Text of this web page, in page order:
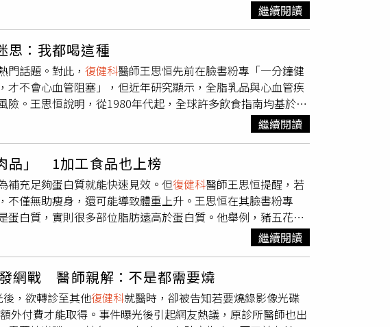
入院，他專業能力無庸置疑，在神經科擁有權威地位，但他
本回來後，便無預警「被通知」清出副院長辦公室，在院內
著「打水漂」，連同仁代墊的差旅費都拿不回來。據悉，此
拿著收據核銷，但隨著劉宏輝落馬，此計劃也被學校高層
會經費後再支付相關費用，但此計畫爭取國科會經費失敗，
人間的內鬥，卻把基層當犧牲品。」知情人員無奈表示，這
血汗錢，交流人員原以為能靠自己的努力讓台灣復健醫療更
門的25萬元，以及碎裂一地的台日學術信任。輔大表示，公
程序。依規定，任何計畫經費之撥付，必須建立在「專案已
預定啟動日為2025年8月1日，然相關行程發生於7月28日至
畫書定稿並完備學審會審議程序，但校方目前尚未收到相關定
於同仁之勞動權益亦給予充分保障。針對報導提及赴日交流
計程序辦理。依現行規定，所有計畫經費之撥付，必須建立
上。輔大表示，，該項與筑波大學之交流計畫，原定啟動日為
發處曾於同年9月18日函請相關團隊於限期內繳交計畫書定稿
件。10月16日，經學審會委員充分討論後決議撤銷此案，行
上任以來，致力於推動輔仁大學國際化發展，強化與教廷及
聲譽之必要公務行程以及與校友連絡與募款等，皆需提前數
挑戰，校長親率團隊赴海外拓展生源、爭取資源並簽署實質合
，不僅悖離事實，更抹煞行政團隊為學校開源之努力。輔大
度彎曲，小腿自然放鬆垂下，以皮尺量取最粗處，男性低於
過飲食與運動加強。陳佑昀治療師補充，小腿被譽為「第二顆
握身體是否正在變弱，及早採取行動。預防肌少症 從運動和
的方法之一。其中「漸進式阻力訓練（PRT）」被國際指南
的中等至中高強度訓練，可利用彈力帶、啞鈴、水瓶或自身
，飲食同樣是維持肌肉量的關鍵。許多年長者因味覺退化、
佑昀治療師建議70歲以上長者每日蛋白質攝取量可依體重計
同時補充維生素D與鈣質可維持肌肉與骨骼功能；中鏈脂肪酸
疲勞的長輩尤其有幫助。肌少症可以改善或預防 應積極鼓勵
肌少症是造成長者跌倒與失能的重要因素，但透過日常飲食
入社區，期望將正確健康觀念帶入長輩生活，呼籲民眾及早
動緩慢等情況，可及早至復健科 進行專業評估。【延伸閱讀】
、補營養一次看懂預防「肌少症」注意「衰弱」4警訊 醫
readnews.php?id=67610
、復原快，患者只需躺著就能解決頑疾。（圖／方萬民攝）
部認證的優良暨資深典範醫師，而他在大型醫學中心服務多
多數醫師在繁忙門診中逐漸磨滅研究熱忱，院長始終堅持
時太粗糙，且大部分人都用錯誤方法在治療。」徐子恆說，
年齡退化、肩部受傷、如術後或臥床而長期不動等，但部分
五十肩，害患者無法得到正確治療。且五十肩有分多種不同
查運動有幫助，照做後惡化，中期時想打個針就好，但也不
藥到病除，在惡性循環中不斷徘徊。即使「幸運」的找到專
擴張術、傳統授動術，頑固五十肩更要進手術房開刀，用關節
一方面在術後往往要承受劇痛，導致病情反覆發作，徐子恆
徐子恆發表多篇關於肩膀治療的論文，其研究更達到了醫學
擇傷口小、復原快、療程短的「改良式關節授動術」。徐子
讓患者在清醒且放鬆的狀態下治療，避免傳統的暴力硬拉，
沾黏解離，同時利用大量擴張液注入關節腔，如同吹氣球般將
，使用特殊手法將關節鬆動，也因為精準的手法，所需力量
指引下越抬越高，整體療程僅需15到20分鐘，困擾多時的頑
運動，多數患者一週內幾乎能夠恢復到健康肩膀的八、九成
至今已讓上千患者「如獲新肩」，徐子恆提到，有位女性患
擾她超過12年，日常生活連穿衣服都困難重重，原本已經放
手，患者一度感動哽咽，看著患者的欣喜模樣，自己同樣也
繼續閱讀
思：我都喝這種
門話題。對此， 復健科醫師王思恒先前在臉書粉專「一分鐘健
不會心血管阻塞」，但近年研究顯示，全脂乳品與心血管疾
。王思恒說明，從1980年代起，全球許多飲食指南均基於
議民眾選擇低脂或脫脂乳製品。然而，這些觀點所依據的研
期追蹤中風或心肌梗塞的發生率，證據力有限。根據新一波觀
低脂乳品在血壓、膽固醇、體重與血糖控制等指標上的影響
的」，他認為乳製品中不只有脂肪，還包含蛋白質、鈣質、
醇代謝、發炎反應與腸道菌相，進一步提升飽足感與健康效
布的飲食指南已更新對乳製品的建議，從過去鼓勵低脂或脫
脂乳品能延長飽足感，有助控制飲食攝取頻率，也無需過度
繼續閱讀
品」 1加工食品也上榜
補充足夠蛋白質就能快速見效。但復健科醫師王思恒提醒，若
僅無助瘦身，還可能導致體重上升。王思恒在其臉書粉專
蛋白質，實則很多部位脂肪遠高於蛋白質。他舉例，豬五花與
肉，其實是在補油。」為幫助民眾掌握食材脂肪含量，王思
便選擇時參考。紅燈區代表脂肪含量極高，攝取過多易造成熱
：‧豬梅花肉（55%）‧牛腩（60%）‧帶皮雞翅（58%）‧
攝取：‧去皮雞胸肉（10%）‧豬里肌（15%）‧牛腱
恒也點名一項常被忽略的「非肉類高脂食物」——百頁豆
繼續閱讀
網戰 醫師親解：不是都需要燒
，欲轉診至其他復健科就醫時，卻被告知若要燒錄影像光碟
外付費才能取得。事件曝光後引起網友熱議，原診所醫師也出